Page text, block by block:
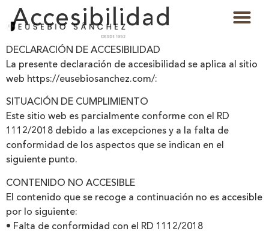
Accesibilidad
DECLARACIÓN DE ACCESIBILIDAD
La presente declaración de accesibilidad se aplica al sitio
web https://eusebiosanchez.com/:
SITUACIÓN DE CUMPLIMIENTO
Este sitio web es parcialmente conforme con el RD
1112/2018 debido a las excepciones y a la falta de
conformidad de los aspectos que se indican en el
siguiente punto.
CONTENIDO NO ACCESIBLE
El contenido que se recoge a continuación no es accesible
por lo siguiente:
• Falta de conformidad con el RD 1112/2018